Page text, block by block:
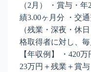
（2月） ・賞与・
績3.00ヶ月分 ・交
（残業・深夜・休
格取得者に対し、
【年収例】 ・420
23万円＋残業＋賞